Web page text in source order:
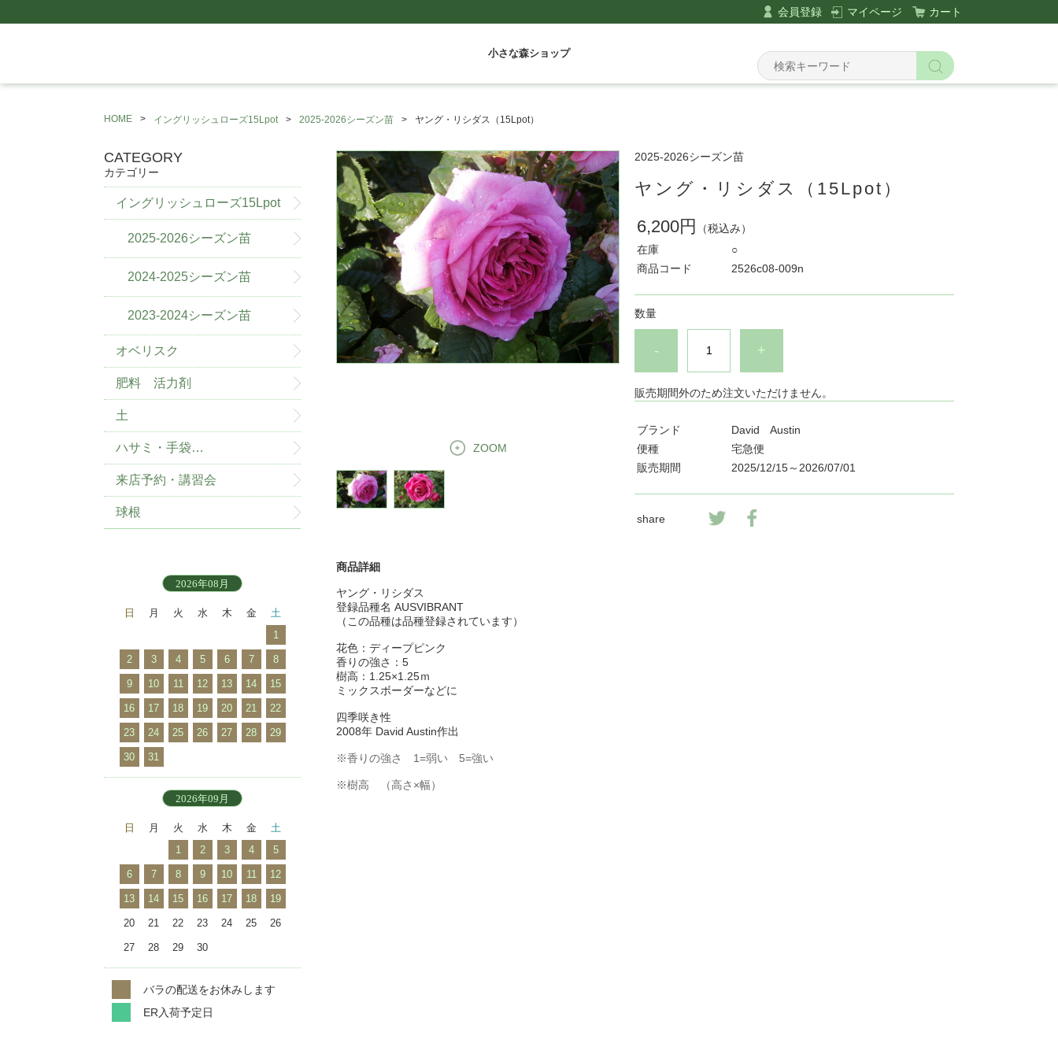
会員登録 マイページ カート
小さな森ショップ
HOME イングリッシュローズ15Lpot 2025-2026シーズン苗 ヤング・リシダス（15Lpot）
ZOOM
2025-2026シーズン苗
ヤング・リシダス（15Lpot）
6,200円
（税込み）
在庫
○
商品コード
2526c08-009n
数量
- +
販売期間外のため注文いただけません。
ブランド
David Austin
便種
宅急便
販売期間
2025/12/15～2026/07/01
share
商品詳細
ヤング・リシダス
登録品種名 AUSVIBRANT
（この品種は品種登録されています）
花色：ディープピンク
香りの強さ：5
樹高：1.25×1.25ｍ
ミックスボーダーなどに
四季咲き性
2008年 David Austin作出
※香りの強さ 1=弱い 5=強い
※樹高 （高さ×幅）
CATEGORY
カテゴリー
イングリッシュローズ15Lpot
2025-2026シーズン苗
2024-2025シーズン苗
2023-2024シーズン苗
オベリスク
肥料 活力剤
土
ハサミ・手袋…
来店予約・講習会
球根
2026年08月
日 月 火 水 木 金
土
1
2 3 4 5 6 7 8
9 10 11 12 13 14 15
16 17 18 19 20 21 22
23 24 25 26 27 28 29
30 31
2026年09月
日 月 火 水 木 金
土
1
2 3 4 5
6 7 8 9 10 11 12
13 14 15 16 17 18 19
20 21 22 23 24 25 26
27 28 29 30
バラの配送をお休みします
ER入荷予定日